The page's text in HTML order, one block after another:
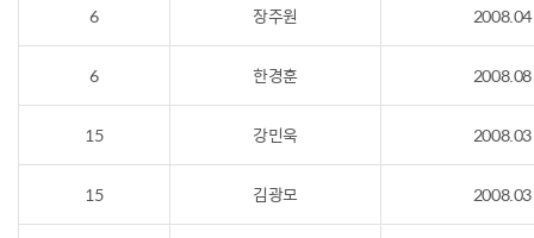
6 장주원 2008.04
6 한경훈 2008.08
15 강민욱 2008.03
15 김광모 2008.03